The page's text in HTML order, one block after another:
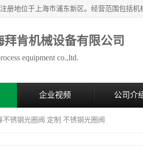
拜肯机械设备有限公司
equipment co.,ltd.
企业视频 公司介
不锈钢光圈阀 定制 不锈钢光圈阀